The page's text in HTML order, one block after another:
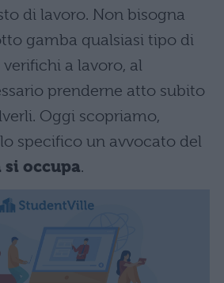
di lavoro. Non bisogna
gamba qualsiasi tipo di
a lavoro, al
prenderne atto subito
Oggi scopriamo,
specifico un avvocato del
si occupa.